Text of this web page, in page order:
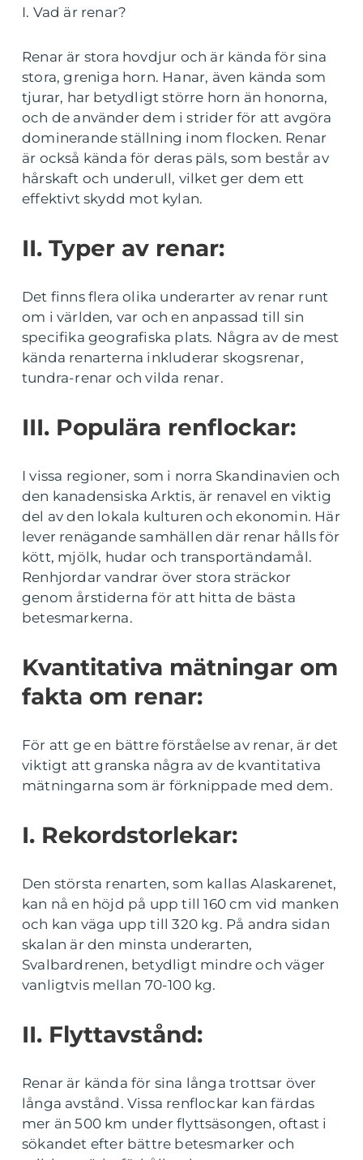
I. Vad är renar?
Renar är stora hovdjur och är kända för sina
stora, greniga horn. Hanar, även kända som
tjurar, har betydligt större horn än honorna,
och de använder dem i strider för att avgöra
dominerande ställning inom flocken. Renar
är också kända för deras päls, som består av
hårskaft och underull, vilket ger dem ett
effektivt skydd mot kylan.
II. Typer av renar:
Det finns flera olika underarter av renar runt
om i världen, var och en anpassad till sin
specifika geografiska plats. Några av de mest
kända renarterna inkluderar skogsrenar,
tundra-renar och vilda renar.
III. Populära renflockar:
I vissa regioner, som i norra Skandinavien och
den kanadensiska Arktis, är renavel en viktig
del av den lokala kulturen och ekonomin. Här
lever renägande samhällen där renar hålls för
kött, mjölk, hudar och transportändamål.
Renhjordar vandrar över stora sträckor
genom årstiderna för att hitta de bästa
betesmarkerna.
Kvantitativa mätningar om
fakta om renar:
För att ge en bättre förståelse av renar, är det
viktigt att granska några av de kvantitativa
mätningarna som är förknippade med dem.
I. Rekordstorlekar:
Den största renarten, som kallas Alaskarenet,
kan nå en höjd på upp till 160 cm vid manken
och kan väga upp till 320 kg. På andra sidan
skalan är den minsta underarten,
Svalbardrenen, betydligt mindre och väger
vanligtvis mellan 70-100 kg.
II. Flyttavstånd:
Renar är kända för sina långa trottsar över
långa avstånd. Vissa renflockar kan färdas
mer än 500 km under flyttsäsongen, oftast i
sökandet efter bättre betesmarker och